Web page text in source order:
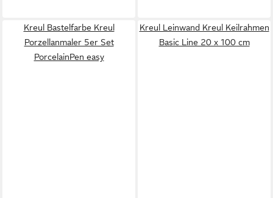
Kreul Bastelfarbe Kreul
Porzellanmaler 5er Set
PorcelainPen easy
Kreul Leinwand Kreul Keilrahmen
Basic Line 20 x 100 cm